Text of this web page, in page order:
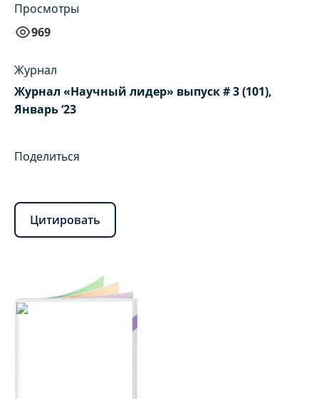
Просмотры
969
Журнал
Журнал «Научный лидер» выпуск # 3 (101),
Январь ‘23
Поделиться
Цитировать